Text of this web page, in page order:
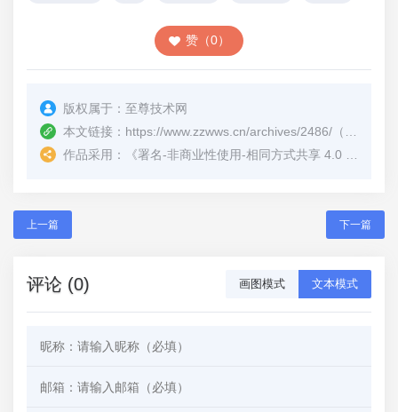
赞（0）
版权属于： 至尊技术网
本文链接： https://www.zzwws.cn/archives/2486/ （转载时请注明本文出处及文章链接）
作品采用：
《署名-非商业性使用-相同方式共享 4.0 国际 (CC BY-NC-SA 4.0)
上一篇 下一篇
评论 (0) 画图模式 文本模式